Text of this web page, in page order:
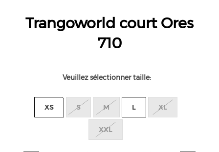
Trangoworld court Ores
710
Veuillez sélectionner taille:
XS S M L XL
XXL